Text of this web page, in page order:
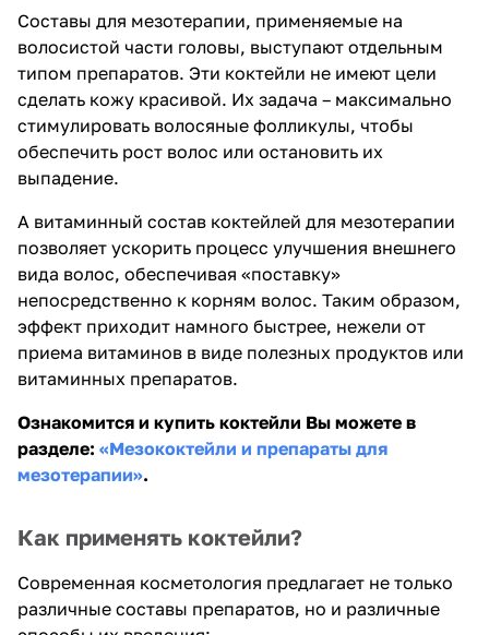
Составы для мезотерапии, применяемые на
волосистой части головы, выступают отдельным
типом препаратов. Эти коктейли не имеют цели
сделать кожу красивой. Их задача – максимально
стимулировать волосяные фолликулы, чтобы
обеспечить рост волос или остановить их
выпадение.
А витаминный состав коктейлей для мезотерапии
позволяет ускорить процесс улучшения внешнего
вида волос, обеспечивая «поставку»
непосредственно к корням волос. Таким образом,
эффект приходит намного быстрее, нежели от
приема витаминов в виде полезных продуктов или
витаминных препаратов.
Ознакомится и купить коктейли Вы можете в
разделе: «Мезококтейли и препараты для
мезотерапии».
Как применять коктейли?
Современная косметология предлагает не только
различные составы препаратов, но и различные